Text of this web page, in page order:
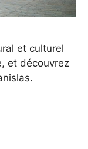
et culturel
et découvrez